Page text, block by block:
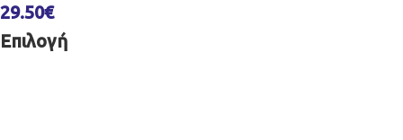
29.50€
Επιλογή